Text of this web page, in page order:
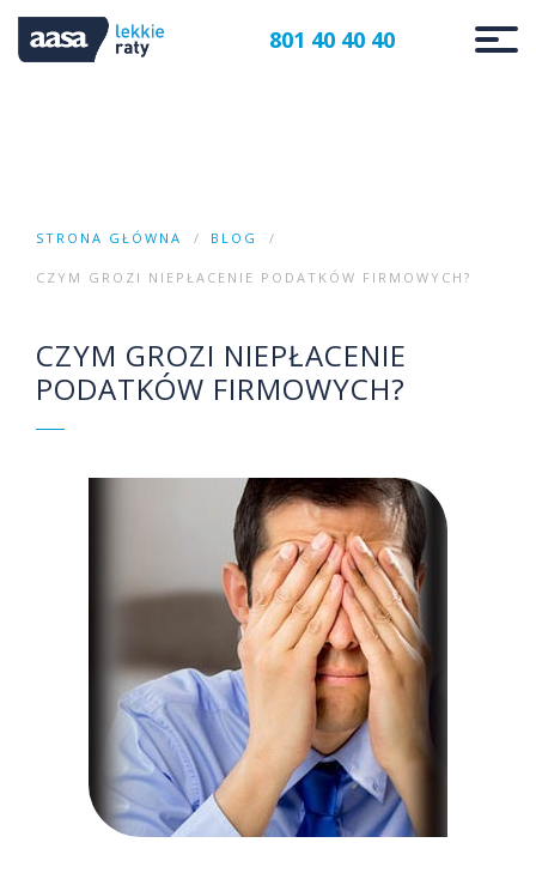
801 40 40 40
STRONA GŁÓWNA BLOG
CZYM GROZI NIEPŁACENIE PODATKÓW FIRMOWYCH?
CZYM GROZI NIEPŁACENIE
PODATKÓW FIRMOWYCH?